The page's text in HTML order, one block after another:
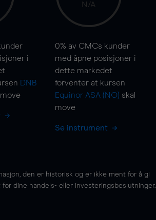
i
DNB
move
N/A
0% av CMCs kunder
med åpne posisjoner i
dette markedet
forventer at kursen
Equinor ASA (NO) skal
move
Se instrument
den er historisk og er ikke ment for å gi
dine handels- eller investeringsbeslutninger.